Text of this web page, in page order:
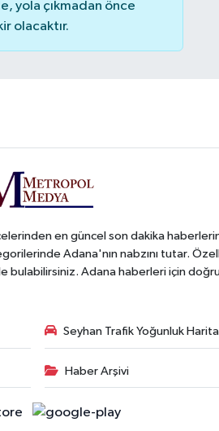
yola çıkmadan önce
olacaktır.
en güncel son dakika haberlerini
Adana'nın nabzını tutar.
bulabilirsiniz. Adana haberleri için
Seyhan Trafik Yoğunluk
Haber Arşivi